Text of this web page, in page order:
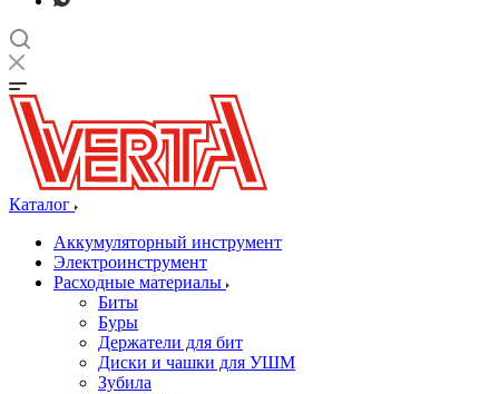
Каталог
Аккумуляторный инструмент
Электроинструмент
Расходные материалы
Биты
Буры
Держатели для бит
Диски и чашки для УШМ
Зубила